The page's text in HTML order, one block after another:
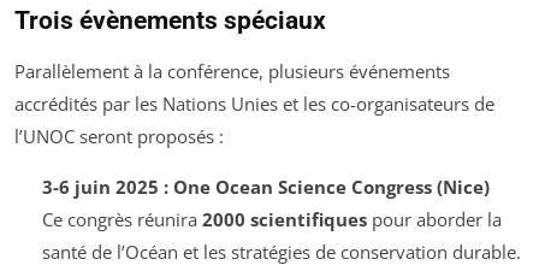
Trois évènements spéciaux
Parallèlement à la conférence, plusieurs événements
accrédités par les Nations Unies et les co-organisateurs de
l’UNOC seront proposés :
3-6 juin 2025 : One Ocean Science Congress (Nice)
Ce congrès réunira 2000 scientifiquespour aborder la
santé de l’Océan et les stratégies de conservation durable.